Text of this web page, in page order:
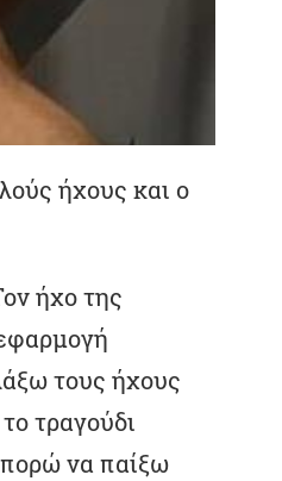
ήχους και ο
ήχο της
τους ήχους
τραγούδι
να παίξω